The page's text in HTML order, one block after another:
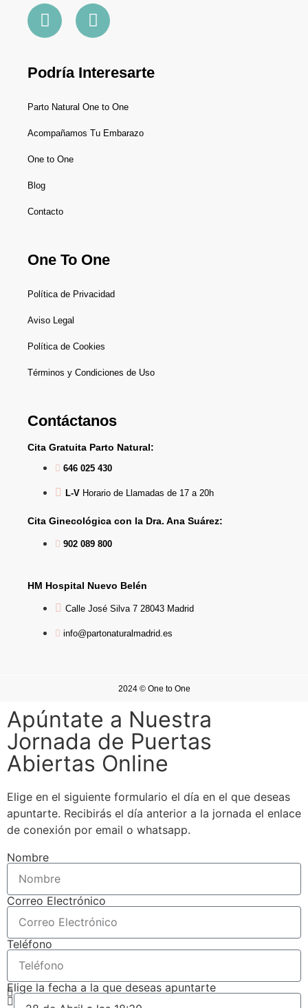
Podría Interesarte
Parto Natural One to One
Acompañamos Tu Embarazo
One to One
Blog
Contacto
One To One
Política de Privacidad
Aviso Legal
Política de Cookies
Términos y Condiciones de Uso
Contáctanos
Cita Gratuita Parto Natural:
646 025 430
L-V Horario de Llamadas de 17 a 20h
Cita Ginecológica con la Dra. Ana Suárez:
902 089 800
HM Hospital Nuevo Belén
Calle José Silva 7 28043 Madrid
info@partonaturalmadrid.es
2024 © One to One
Apúntate a Nuestra
Jornada de Puertas
Abiertas Online
Elige en el siguiente formulario el día en el que deseas
apuntarte. Recibirás el día anterior a la jornada el enlace
de conexión por email o whatsapp.
Nombre
Correo Electrónico
Teléfono
Elige la fecha a la que deseas apuntarte